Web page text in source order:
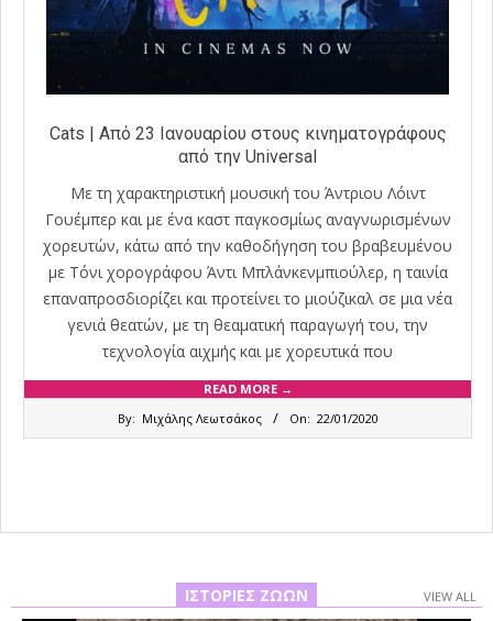
Cats | Από 23 Ιανουαρίου στους κινηματογράφους
από την Universal
Με τη χαρακτηριστική μουσική του Άντριου Λόιντ
Γουέμπερ και με ένα καστ παγκοσμίως αναγνωρισμένων
χορευτών, κάτω από την καθοδήγηση του βραβευμένου
με Τόνι χορογράφου Άντι Μπλάνκενμπιούλερ, η ταινία
επαναπροσδιορίζει και προτείνει το μιούζικαλ σε μια νέα
γενιά θεατών, με τη θεαματική παραγωγή του, την
τεχνολογία αιχμής και με χορευτικά που
READ MORE →
By: Μιχάλης Λεωτσάκος On: 22/01/2020
ΙΣΤΟΡΊΕΣ ΖΏΩΝ VIEW ALL